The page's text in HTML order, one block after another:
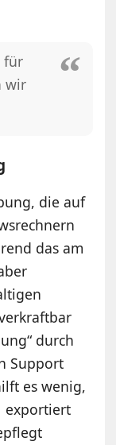
für
wir
die auf
das am
durch
Support
es wenig,
exportiert